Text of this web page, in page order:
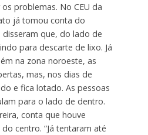
problemas. No CEU da
já tomou conta do
que, do lado de
para descarte de lixo. Já
na zona noroeste, as
mas, nos dias de
e fica lotado. As pessoas
para o lado de dentro.
conta que houve
centro. “Já tentaram até